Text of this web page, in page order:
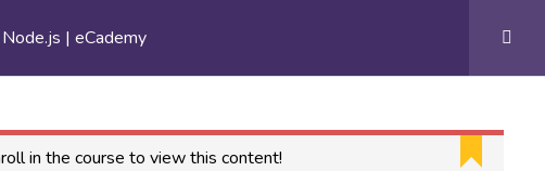
| eCademy
in the course to view this content!